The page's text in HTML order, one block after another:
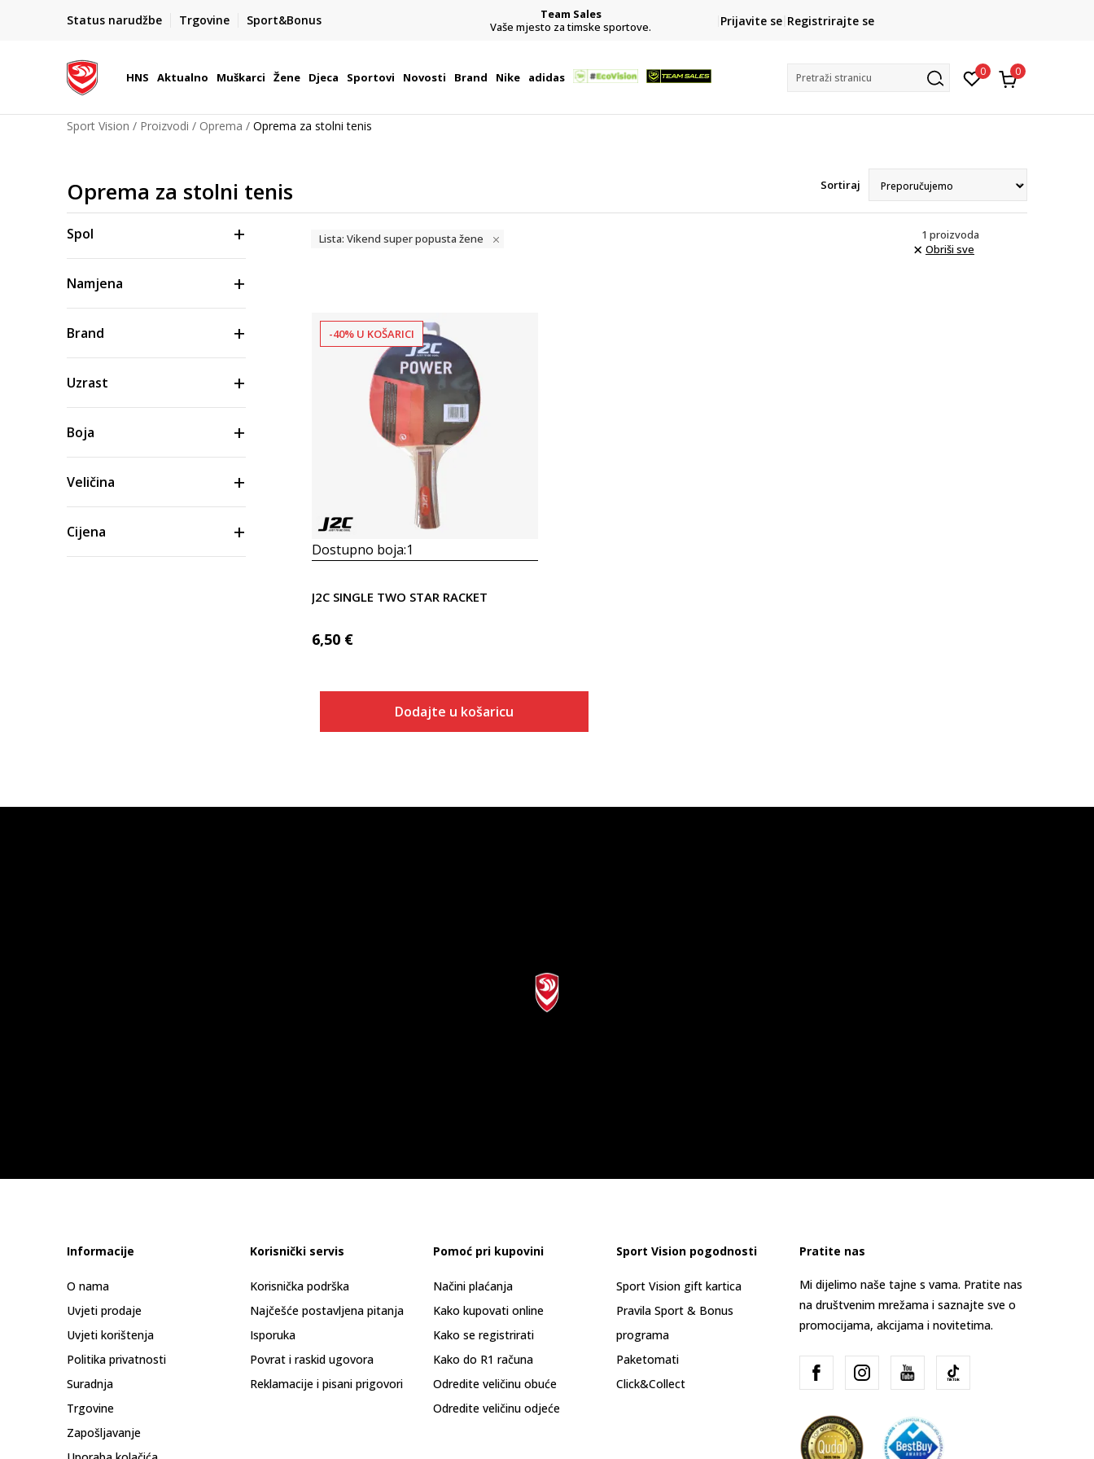
Status narudžbe Trgovine Sport&Bonus
BOX NOW
Dostava 1,50 €
| Više od 800 paketomata u Hrvatskoj
Team Sales
Vaše mjesto za timske sportove.
CLICK& COLLECT
besplatno preuzimanje u trgovini
Prijavite se Registrirajte se
HNS Aktualno Muškarci Žene Djeca Sportovi Novosti Brand Nike adidas Pretraži stranicu 0 0
Sport Vision Proizvodi Oprema Oprema za stolni tenis
Oprema za stolni tenis Sortiraj
Spol
Namjena
Brand
Uzrast
Boja
Veličina
Cijena
Lista: Vikend super popusta žene 1 proizvoda
Obriši sve
Uporedi
-40% U KOŠARICI
Dostupno boja:1
J2C SINGLE TWO STAR RACKET
6,50 €
Dodajte u košaricu
Informacije
O nama
Uvjeti prodaje
Uvjeti korištenja
Politika privatnosti
Suradnja
Trgovine
Zapošljavanje
Korisnički servis
Korisnička podrška
Najčešće postavljena pitanja
Isporuka
Povrat i raskid ugovora
Reklamacije i pisani prigovori
Pomoć pri kupovini
Načini plaćanja
Kako kupovati online
Kako se registrirati
Kako do R1 računa
Odredite veličinu obuće
Odredite veličinu odjeće
Sport Vision pogodnosti
Sport Vision gift kartica
Pravila Sport & Bonus
programa
Paketomati
Click&Collect
Pratite nas
Mi dijelimo naše tajne s vama. Pratite nas
na društvenim mrežama i saznajte sve o
promocijama, akcijama i novitetima.